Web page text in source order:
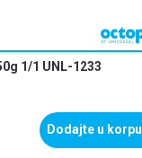
1/1 UNL-1233
Dodajte u korpu